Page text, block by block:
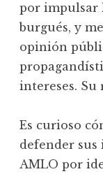
por impulsar
burgués, y
opinión
intereses. Su
Es curioso
defender sus
AMLO por